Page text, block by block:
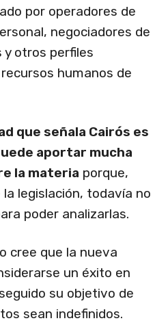
por operadores de
negociadores de
otros perfiles
humanos de
que señala Cairós es
aportar mucha
la materia porque,
legislación, todavía no
poder analizarlas.
cree que la nueva
un éxito en
su objetivo de
sean indefinidos.